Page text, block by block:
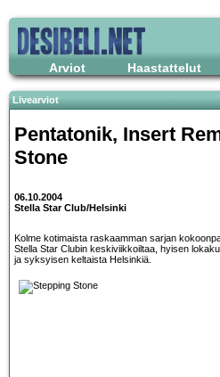
Arviot Haastattelut
Livearviot
Pentatonik, Insert
Stone
06.10.2004
Stella Star Club/Helsinki
Kolme kotimaista raskaamman sarjan
Stella Star Clubin keskiviikkoiltaa, hyisen
ja syksyisen keltaista Helsinkiä.